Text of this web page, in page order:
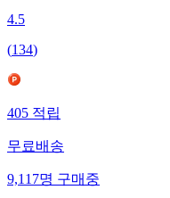
4.5
(134)
405적립
무료배송
9,117명구매중